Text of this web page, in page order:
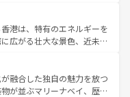
トナムコーヒーなどは、ぜ
を訪れてもあたたかい人々
きっと忘れられない旅にな
はチェンマイなどの山岳地
プーケットやクラビの美し
むことができる。タイ料理
どの季節にも異なる楽しみ
イの人々、仏教を中心とし
が、訪れる旅人を魅了し続
港は、特有のエネルギーを
広がる壮大な景色、近未来
ず。観光スポットが密集し
れるのも魅力。息をのむよ
、香港を存分に楽しみ尽く
融合した独自の魅力を放つ
が並ぶマリーナベイ、歴史